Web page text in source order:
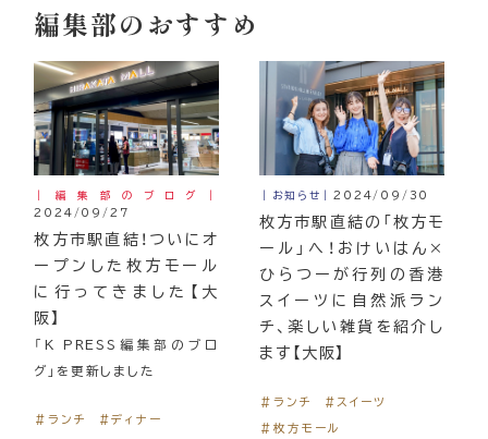
編集部のおすすめ
｜編集部のブログ｜
2024/09/27
枚方市駅直結！ついにオ
ープンした枚方モール
に行ってきました【大
阪】
「K PRESS編集部のブロ
グ」を更新しました
＃ランチ
＃ディナー
｜お知らせ｜2024/09/30
枚方市駅直結の「枚方モ
ール」へ！おけいはん×
ひらつーが行列の香港
スイーツに自然派ラン
チ、楽しい雑貨を紹介し
ます【大阪】
＃ランチ
＃スイーツ
＃枚方モール